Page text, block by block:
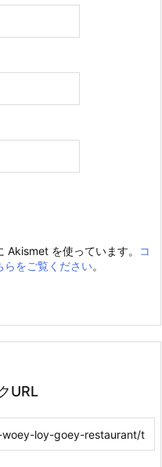
Akismet を使っています。
コ
らをご覧ください。
URL